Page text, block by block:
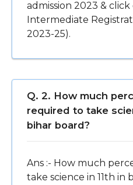
admission 2023 & click
Intermediate
2023-25).
Q. 2. How much
required to take
bihar board?
Ans :- How much
take science in 11th in